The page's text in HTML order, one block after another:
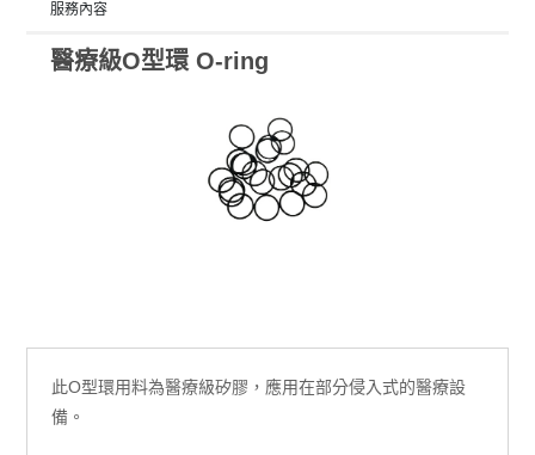
服務內容
醫療級O型環 O-ring
此O型環用料為醫療級矽膠，應用在部分侵入式的醫療設
備。